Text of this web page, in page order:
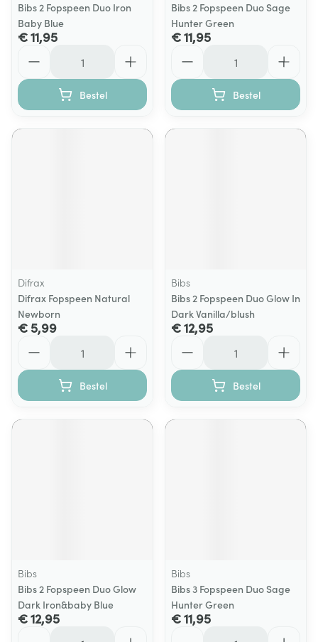
Bibs 2 Fopspeen Duo Iron
Baby Blue
€ 11,95
Bestel
Bibs 2 Fopspeen Duo Sage
Hunter Green
€ 11,95
Bestel
Difrax
Difrax Fopspeen Natural
Newborn
€ 5,99
Bestel
Bibs
Bibs 2 Fopspeen Duo Glow In
Dark Vanilla/blush
€ 12,95
Bestel
Bibs
Bibs 2 Fopspeen Duo Glow
Dark Iron&baby Blue
€ 12,95
Bibs
Bibs 3 Fopspeen Duo Sage
Hunter Green
€ 11,95